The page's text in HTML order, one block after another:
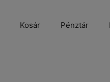
Kosár Pénztár